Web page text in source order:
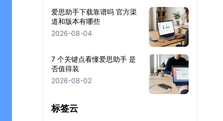
爱思助手下载靠谱吗 官方渠
道和版本有哪些
2026-08-04
7 个关键点看懂爱思助手 是
否值得装
2026-08-02
标签云